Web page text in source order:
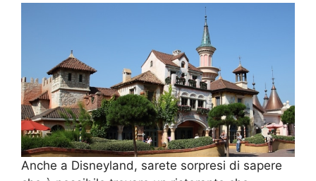
Anche a Disneyland, sarete sorpresi di sapere